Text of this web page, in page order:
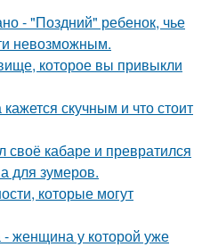
- "Поздний" ребенок, чье
невозможным.
которое вы привыкли
скучным и что стоит
своё кабаре и превратился
для зумеров.
которые могут
женщина у которой уже